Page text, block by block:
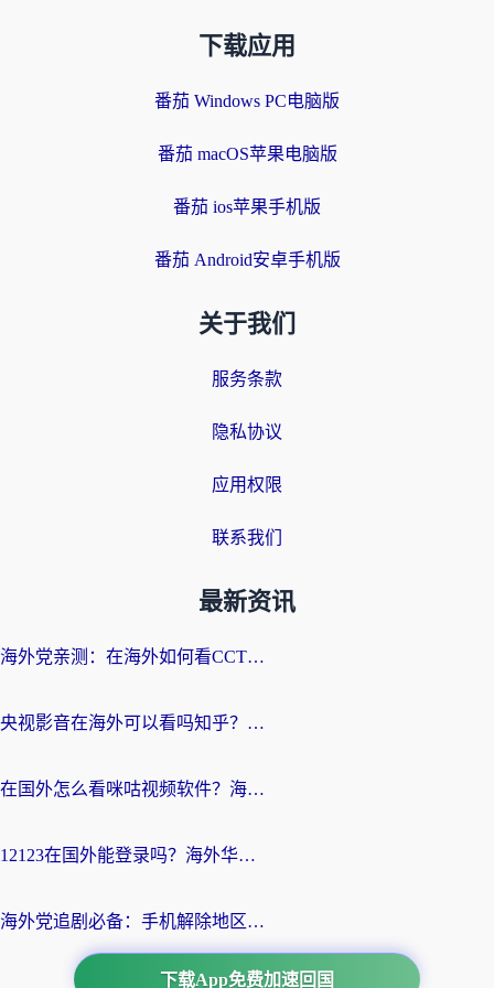
下载应用
番茄 Windows PC电脑版
番茄 macOS苹果电脑版
番茄 ios苹果手机版
番茄 Android安卓手机版
关于我们
服务条款
隐私协议
应用权限
联系我们
最新资讯
海外党亲测：在海外如何看CCTV？告别“仅限大陆播放”的实用指南
央视影音在海外可以看吗知乎？留学生亲测：3步解决地域限制+追剧自由
在国外怎么看咪咕视频软件？海外党亲测有效的回国加速方案
12123在国外能登录吗？海外华人必看的回国加速实用指南
海外党追剧必备：手机解除地区限制app怎么选？解决央视视频&国内剧地区限制全指南
下载App免费加速回国